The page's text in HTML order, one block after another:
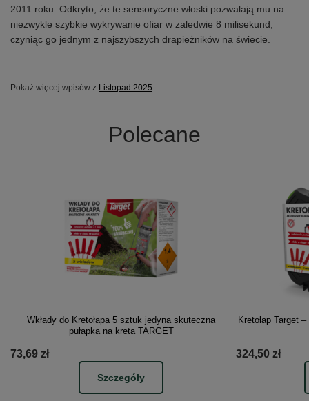
2011 roku. Odkryto, że te sensoryczne włoski pozwalają mu na
niezwykle szybkie wykrywanie ofiar w zaledwie 8 milisekund,
czyniąc go jednym z najszybszych drapieżników na świecie.
Pokaż więcej wpisów z Listopad 2025
Polecane
Wkłady do Kretołapa 5 sztuk jedyna skuteczna
pułapka na kreta TARGET
73,69 zł
Szczegóły
Kretołap Target
324,50 zł